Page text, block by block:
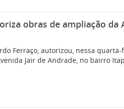
obras de ampliação da
Ferraço, autorizou, nessa
Jair de Andrade, no bairro